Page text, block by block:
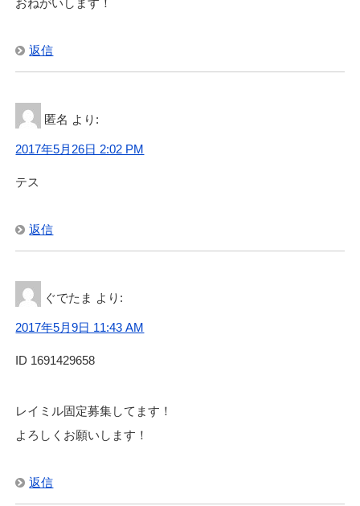
おねがいします！
返信
匿名 より:
2017年5月26日 2:02 PM
テス
返信
ぐでたま より:
2017年5月9日 11:43 AM
ID 1691429658
レイミル固定募集してます！
よろしくお願いします！
返信